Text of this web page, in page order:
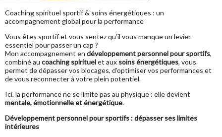
Coaching spirituel sportif & soins énergétiques : un
accompagnement global pour la performance
Vous êtes sportif et vous sentez qu’il vous manque un levier
essentiel pour passer un cap ?
Mon accompagnement en développement personnel pour sportifs,
combiné au coaching spirituelet aux soins énergétiques, vous
permet de dépasser vos blocages, d’optimiser vos performances et
de vous reconnecter à votre plein potentiel.
Ici, la performance ne se limite pas au physique : elle devient
mentale, émotionnelle et énergétique.
Développement personnel pour sportifs : dépasser ses limites
intérieures